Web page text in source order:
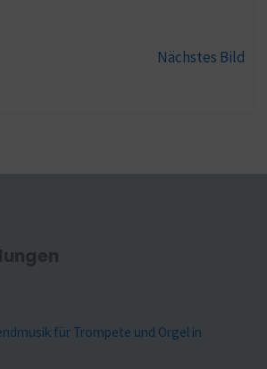
Nächstes Bild
für Trompete und Orgel in